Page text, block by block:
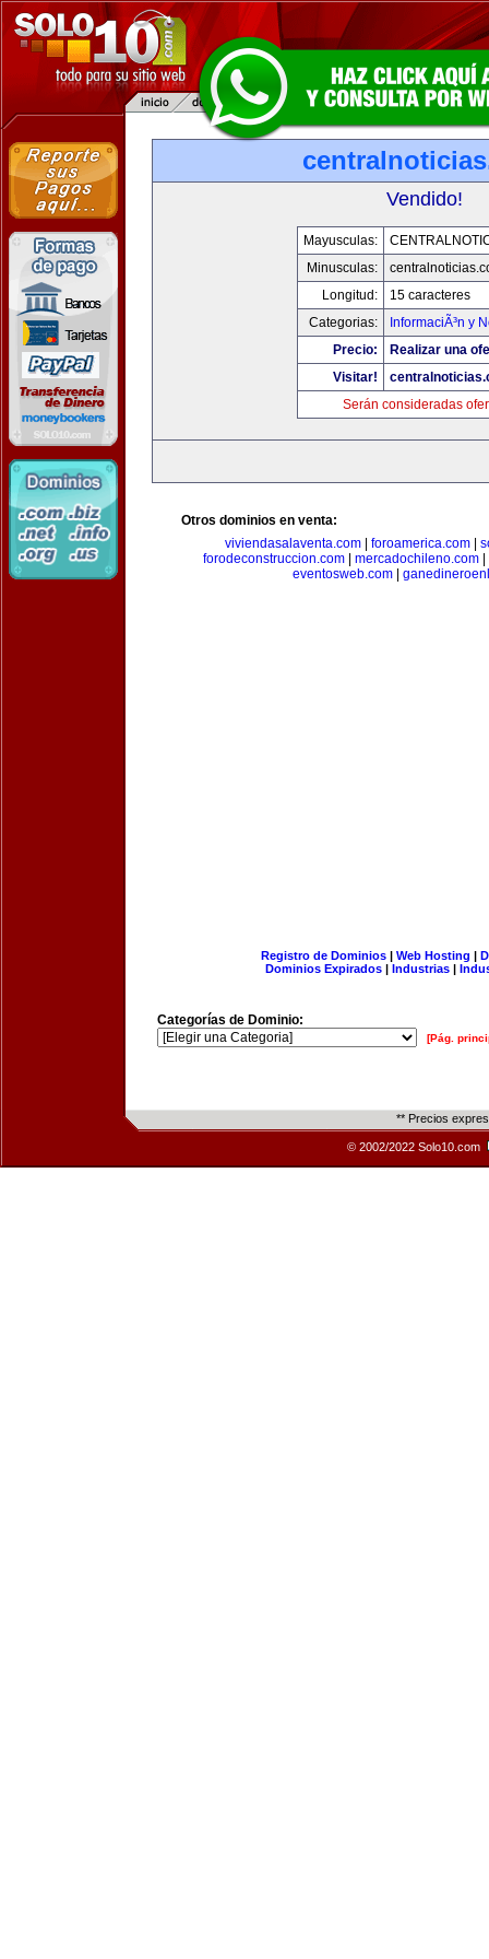
Vendido!
Mayusculas:
Minusculas:
Longitud:
15 caracteres
Categorias:
InformaciÃ³n y
Precio:
Realizar una
Visitar!
Serán consideradas
Otros dominios en venta:
viviendasalaventa.com| foroamerica.com|
forodeconstruccion.com
mercadochileno.com
eventosweb.com|
Registro de Dominios| Web Hosting |
Dominios Expirados | Industrias |
Categorías de Dominio:
[Pág.
** Precios
© 2002/2022 Solo10.com